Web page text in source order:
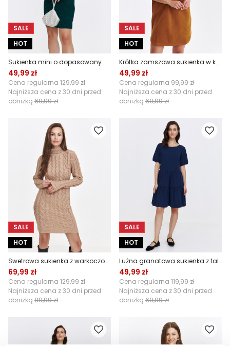
SALE
HOT
Sukienka mini o dopasowanym fasonie
49,99 zł
Cena regularna 129,99 zł
Najniższa cena z 30 dni przed
obniżką 69,99 zł
SALE
HOT
Krótka zamszowa sukienka w kolorze camel
49,99 zł
Cena regularna 99,99 zł
Najniższa cena z 30 dni przed
obniżką 69,99 zł
SALE
HOT
Swetrowa sukienka z warkoczowym splotem
69,99 zł
Cena regularna 129,99 zł
Najniższa cena z 30 dni przed
obniżką 89,99 zł
SALE
HOT
Luźna granatowa sukienka z falbanami
49,99 zł
Cena regularna 119,99 zł
Najniższa cena z 30 dni przed
obniżką 69,99 zł